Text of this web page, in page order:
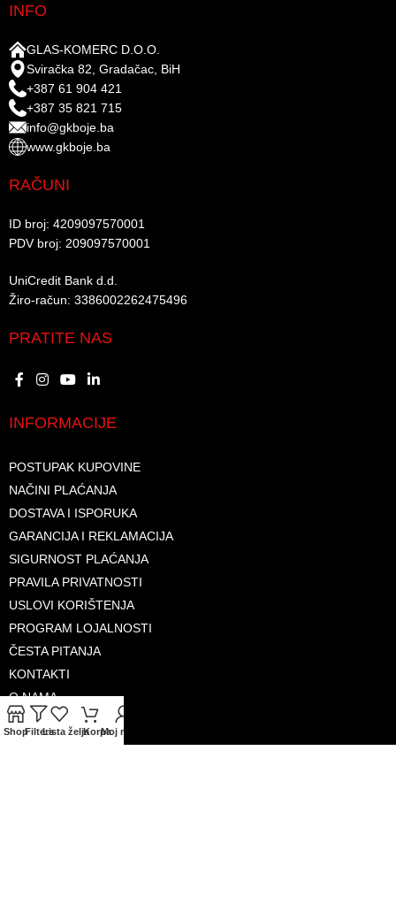
INFO
GLAS-KOMERC D.O.O.
Sviračka 82, Gradačac, BiH
+387 61 904 421
+387 35 821 715
info@gkboje.ba
www.gkboje.ba
RAČUNI
ID broj: 4209097570001​
PDV broj: 209097570001 ​
UniCredit Bank d.d.​
Žiro-račun: 3386002262475496​​
PRATITE NAS
INFORMACIJE
POSTUPAK KUPOVINE
NAČINI PLAĆANJA
DOSTAVA I ISPORUKA
GARANCIJA I REKLAMACIJA
SIGURNOST PLAĆANJA
PRAVILA PRIVATNOSTI
USLOVI KORIŠTENJA
PROGRAM LOJALNOSTI
ČESTA PITANJA
KONTAKTI
O NAMA
ShopFiltersLista željaKorpaMoj račun